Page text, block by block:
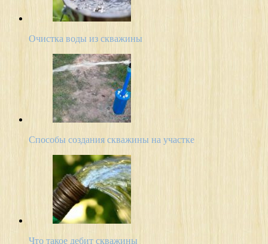
Очистка воды из скважины
Способы создания скважины на участке
Что такое дебит скважины